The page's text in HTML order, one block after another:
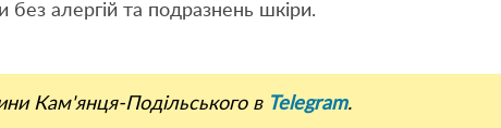
без алергій та подразнень шкіри.
Кам'янця-Подільського в Telegram.